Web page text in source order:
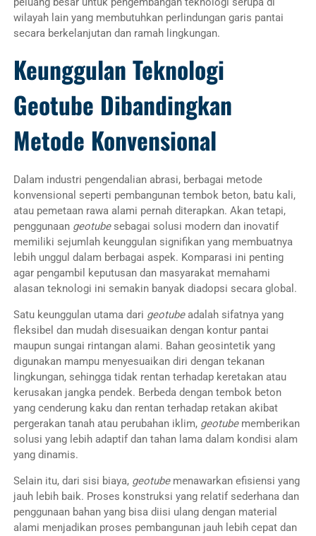
wilayah lain yang membutuhkan perlindungan garis pantai
secara berkelanjutan dan ramah lingkungan.
Keunggulan Teknologi
Geotube Dibandingkan
Metode Konvensional
Dalam industri pengendalian abrasi, berbagai metode
konvensional seperti pembangunan tembok beton, batu kali,
atau pemetaan rawa alami pernah diterapkan. Akan tetapi,
penggunaan geotubesebagai solusi modern dan inovatif
memiliki sejumlah keunggulan signifikan yang membuatnya
lebih unggul dalam berbagai aspek. Komparasi ini penting
agar pengambil keputusan dan masyarakat memahami
alasan teknologi ini semakin banyak diadopsi secara global.
Satu keunggulan utama dari geotubeadalah sifatnya yang
fleksibel dan mudah disesuaikan dengan kontur pantai
maupun sungai rintangan alami. Bahan geosintetik yang
digunakan mampu menyesuaikan diri dengan tekanan
lingkungan, sehingga tidak rentan terhadap keretakan atau
kerusakan jangka pendek. Berbeda dengan tembok beton
yang cenderung kaku dan rentan terhadap retakan akibat
pergerakan tanah atau perubahan iklim, geotubememberikan
solusi yang lebih adaptif dan tahan lama dalam kondisi alam
yang dinamis.
Selain itu, dari sisi biaya, geotubemenawarkan efisiensi yang
jauh lebih baik. Proses konstruksi yang relatif sederhana dan
penggunaan bahan yang bisa diisi ulang dengan material
alami menjadikan proses pembangunan jauh lebih cepat dan